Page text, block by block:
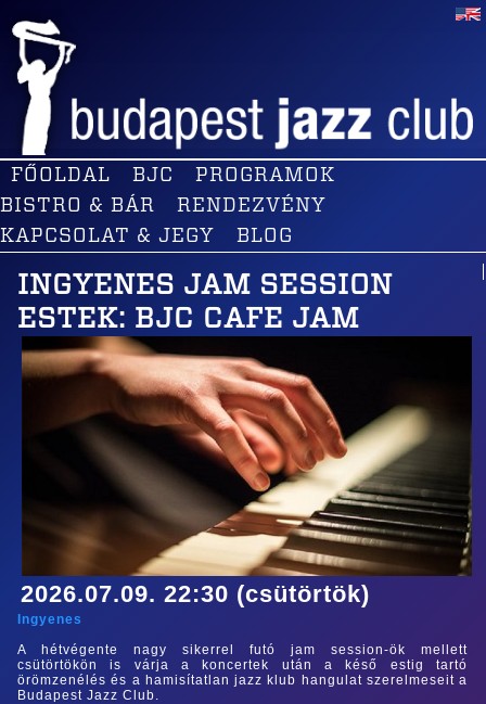
FŐOLDAL BJC
PROGRAMOK
BISTRO & BÁR
RENDEZVÉNY
KAPCSOLAT & JEGY
BLOG
INGYENES JAM SESSION
ESTEK: BJC CAFE JAM
2026.07.09. 22:30 (csütörtök)
Ingyenes
A hétvégente nagy sikerrel futó jam session-ök mellett
csütörtökön is várja a koncertek után a késő estig tartó
örömzenélés és a hamisítatlan jazz klub hangulat szerelmeseit a
Budapest Jazz Club.